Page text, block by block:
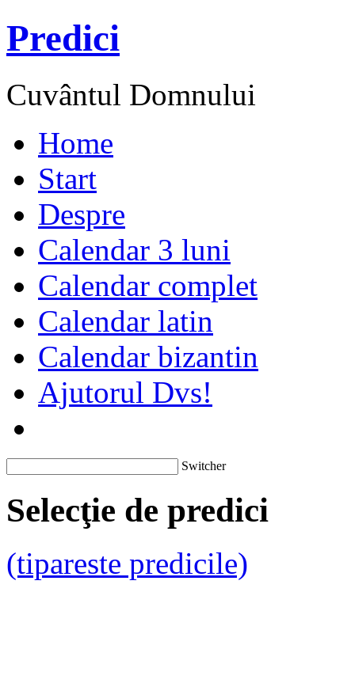
Predici
Cuvântul Domnului
Home
Start
Despre
Calendar 3 luni
Calendar complet
Calendar latin
Calendar bizantin
Ajutorul Dvs!
Switcher
Selecţie de predici
(tipareste predicile)